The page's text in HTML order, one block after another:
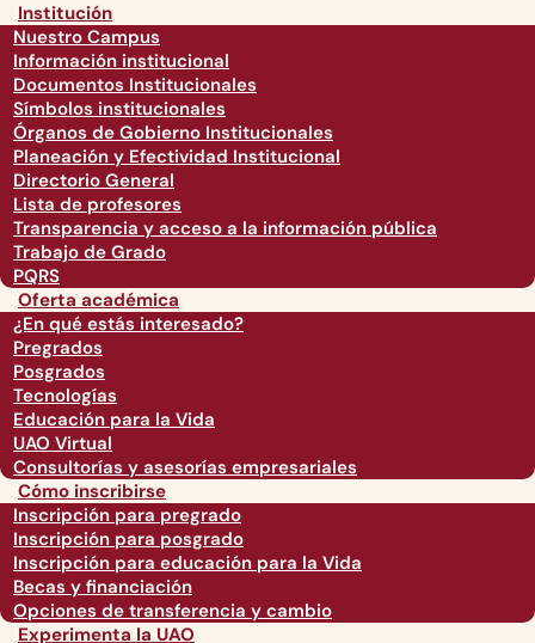
Institución
Nuestro Campus
Información institucional
Documentos Institucionales
Símbolos institucionales
Órganos de Gobierno Institucionales
Planeación y Efectividad Institucional
Directorio General
Lista de profesores
Transparencia y acceso a la información pública
Trabajo de Grado
PQRS
Oferta académica
¿En qué estás interesado?
Pregrados
Posgrados
Tecnologías
Educación para la Vida
UAO Virtual
Consultorías y asesorías empresariales
Cómo inscribirse
Inscripción para pregrado
Inscripción para posgrado
Inscripción para educación para la Vida
Becas y financiación
Opciones de transferencia y cambio
Experimenta la UAO